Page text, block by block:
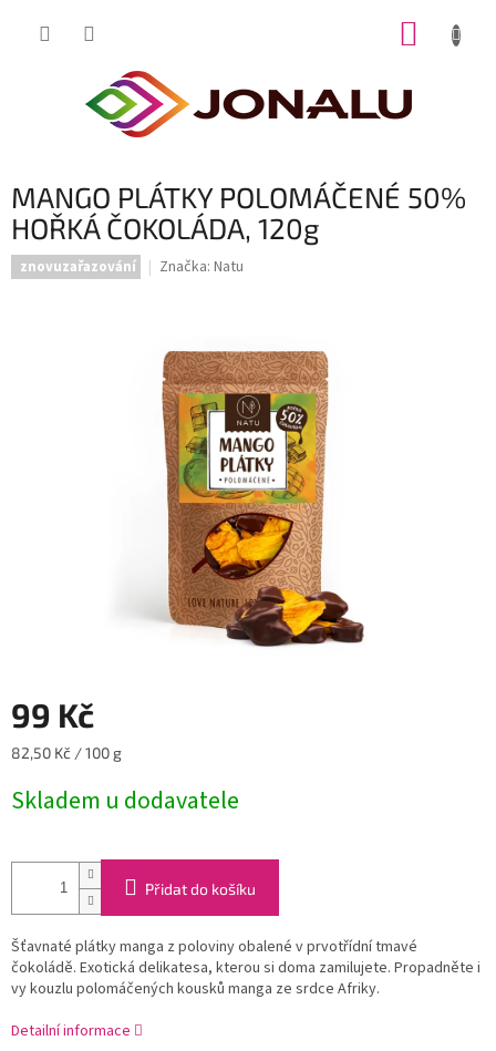
MANGO PLÁTKY POLOMÁČENÉ 50%
HOŘKÁ ČOKOLÁDA, 120g
znovuzařazování Značka: Natu
99 Kč
Měrná
82,50 Kč / 100 g
Skladem u dodavatele
Přidat do košíku
Šťavnaté plátky manga z poloviny obalené v prvotřídní tmavé
čokoládě. Exotická delikatesa, kterou si doma zamilujete. Propadněte i
vy kouzlu polomáčených kousků manga ze srdce Afriky.
Detailní informace